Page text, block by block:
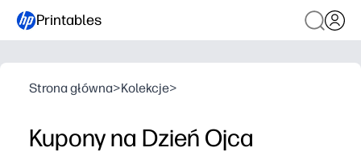
Printables
Strona główna>Kolekcje>
Kupony na Dzień Ojca